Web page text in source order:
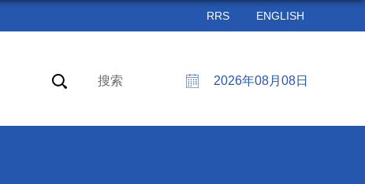
RRS ENGLISH
2026年08月08日
搜索